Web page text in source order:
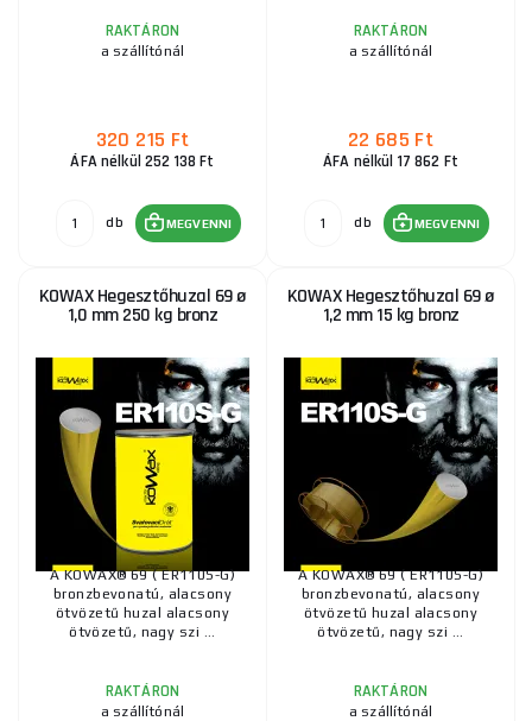
RAKTÁRON
a szállítónál
320 215 Ft
ÁFA nélkül 252 138 Ft
db MEGVENNI
RAKTÁRON
a szállítónál
22 685 Ft
ÁFA nélkül 17 862 Ft
db MEGVENNI
KOWAX Hegesztőhuzal 69 ø
1,0 mm 250 kg bronz
A KOWAX® 69 ( ER110S-G)
bronzbevonatú, alacsony
ötvözetű huzal alacsony
ötvözetű, nagy szi ...
RAKTÁRON
a szállítónál
KOWAX Hegesztőhuzal 69 ø
1,2 mm 15 kg bronz
A KOWAX® 69 ( ER110S-G)
bronzbevonatú, alacsony
ötvözetű huzal alacsony
ötvözetű, nagy szi ...
RAKTÁRON
a szállítónál